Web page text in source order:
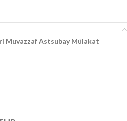
Muvazzaf Astsubay Mülakat